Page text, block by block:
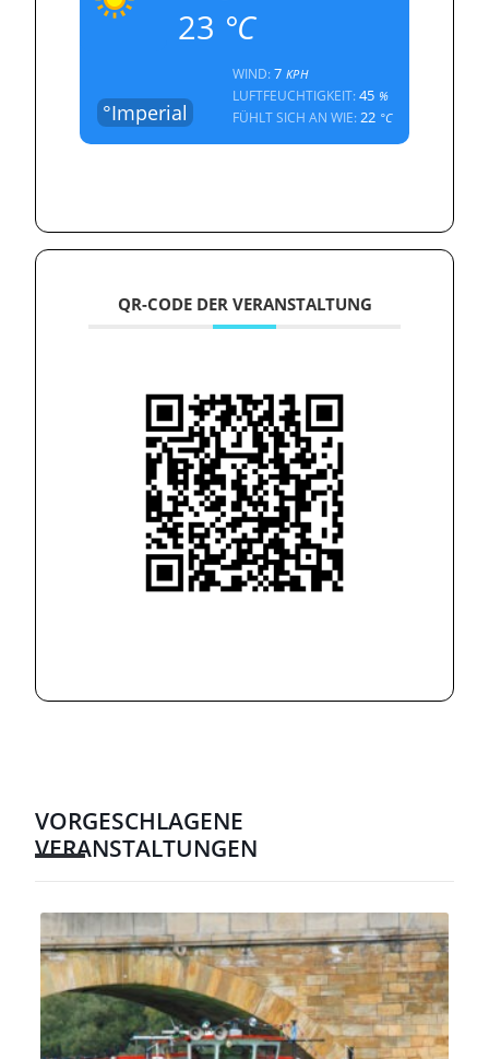
23 °C
°Imperial
WIND:7 KPH
LUFTFEUCHTIGKEIT:45 %
FÜHLT SICH AN WIE:22 °C
QR-CODE DER VERANSTALTUNG
VORGESCHLAGENE
VERANSTALTUNGEN